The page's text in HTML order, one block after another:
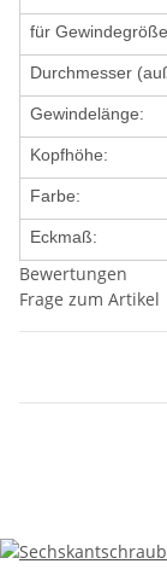
für
Durchmesser
Gewindelänge:
Kopfhöhe:
Farbe:
Eckmaß:
Bewertungen
Frage zum Artikel